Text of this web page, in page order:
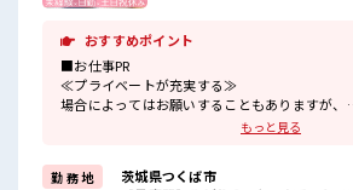
おすすめポイント
■お仕事PR
≪プライベートが充実する≫
場合によってはお願いすることもありますが、
週末は家族や友人と一緒にプライベート満喫！
≪髪色自由で自分らしく働く≫
もっと見る
勤 務 地
茨城県つくば市